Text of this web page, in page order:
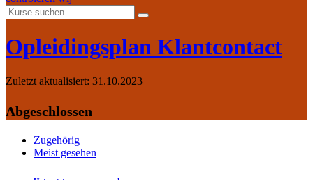
Opleidingsplan Klantcontact
Zuletzt aktualisiert: 31.10.2023
Abgeschlossen
Zugehörig
Meist gesehen